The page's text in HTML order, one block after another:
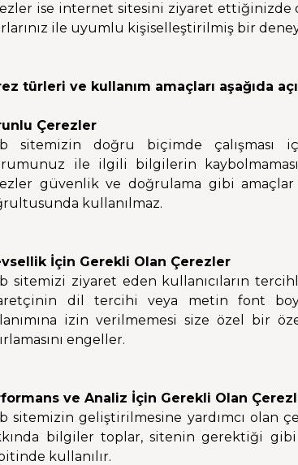
ise internet sitesini ziyaret ettiğinizde
ile uyumlu kişiselleştirilmiş bir
türleri ve kullanım amaçları aşağıda
Çerezler
sitemizin doğru biçimde çalışması
ile ilgili bilgilerin
güvenlik ve doğrulama gibi
kullanılmaz.
İçin Gerekli Olan Çerezler
sitemizi ziyaret eden kullanıcıların
dil tercihi veya metin font
izin verilmemesi size özel bir
engeller.
ve Analiz İçin Gerekli Olan
sitemizin geliştirilmesine yardımcı olan
bilgiler toplar, sitenin gerektiği gibi
kullanılır.